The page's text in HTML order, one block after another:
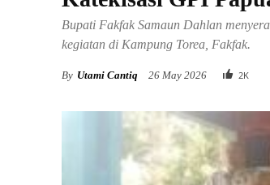
Bupati Fakfak Samaun Dahlan
kegiatan di Kampung Torea, Fakfak.
By Utami Cantiq 26 May 2026 2K